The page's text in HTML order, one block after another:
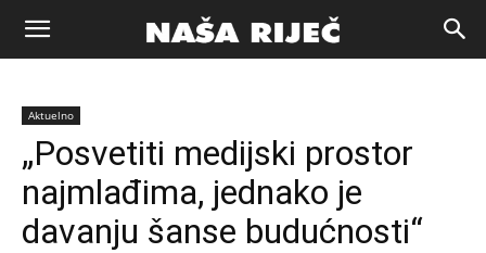
Naša
riječ
Zenica
Aktuelno
„Posvetiti medijski prostor
najmlađima, jednako je
davanju šanse budućnosti“